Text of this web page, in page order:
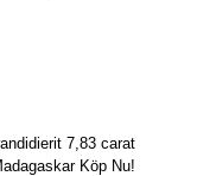
7,83 carat
Köp Nu!